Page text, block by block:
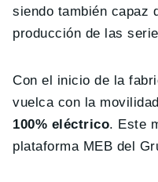
siendo también capaz
producción de las
Con el inicio de la
vuelca con la
100% eléctrico. Este
plataforma MEB del